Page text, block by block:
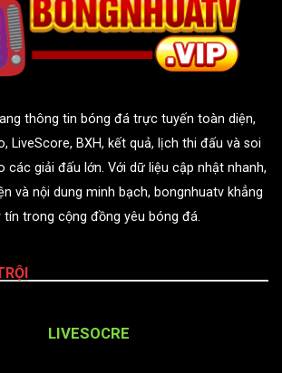
thông tin bóng đá trực tuyến toàn diện,
LiveScore, BXH, kết quả, lịch thi đấu và soi
các giải đấu lớn. Với dữ liệu cập nhật nhanh,
và nội dung minh bạch, bongnhuatv khẳng
tín trong cộng đồng yêu bóng đá.
LIVESOCRE